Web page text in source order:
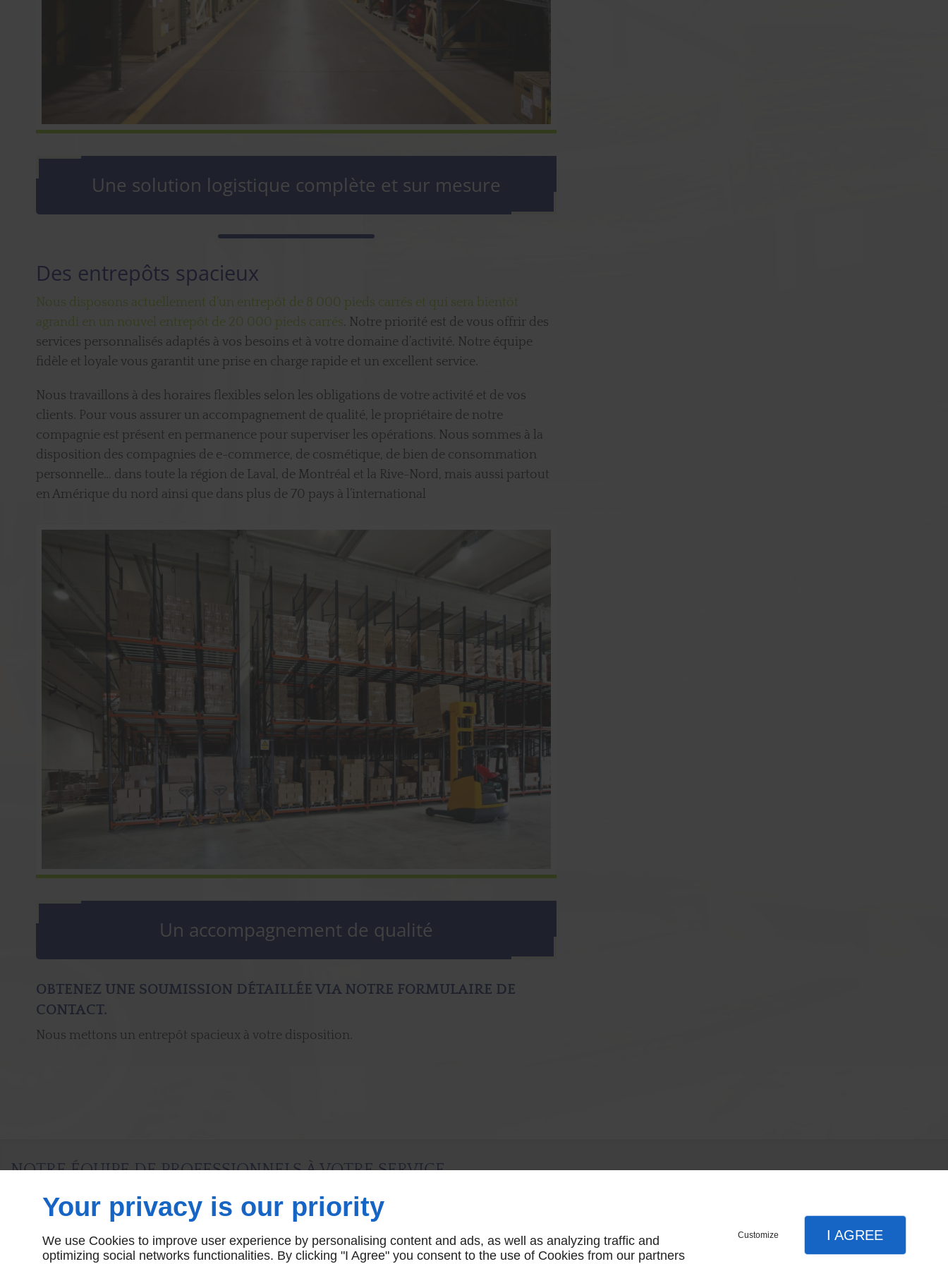
Une solution logistique complète et sur mesure
Des entrepôts spacieux
Nous disposons actuellement d’un entrepôt de 8 000 pieds carrés et qui sera bientôt
agrandi en un nouvel entrepôt de 20 000 pieds carrés. Notre priorité est de vous offrir des
services personnalisés adaptés à vos besoins et à votre domaine d’activité. Notre équipe
fidèle et loyale vous garantit une prise en charge rapide et un excellent service.
Nous travaillons à des horaires flexibles selon les obligations de votre activité et de vos
clients. Pour vous assurer un accompagnement de qualité, le propriétaire de notre
compagnie est présent en permanence pour superviser les opérations. Nous sommes à la
disposition des compagnies de e-commerce, de cosmétique, de bien de consommation
personnelle… dans toute la région de Laval, de Montréal et la Rive-Nord, mais aussi partout
en Amérique du nord ainsi que dans plus de 70 pays à l’international
Un accompagnement de qualité
OBTENEZ UNE SOUMISSION DÉTAILLÉE VIA NOTRE FORMULAIRE DE
CONTACT.
Nous mettons un entrepôt spacieux à votre disposition.
NOTRE ÉQUIPE DE PROFESSIONNELS À VOTRE SERVICE
CONTACTEZ NOUS
Your privacy is our priority
We use Cookies to improve user experience by personalising content and ads, as well as analyzing traffic and
optimizing social networks functionalities. By clicking "I Agree" you consent to the use of Cookies from our partners
Customize I AGREE